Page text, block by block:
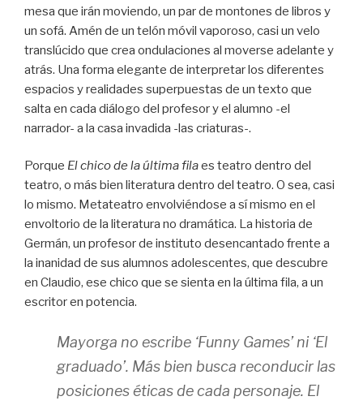
mesa que irán moviendo, un par de montones de libros y
un sofá. Amén de un telón móvil vaporoso, casi un velo
translúcido que crea ondulaciones al moverse adelante y
atrás. Una forma elegante de interpretar los diferentes
espacios y realidades superpuestas de un texto que
salta en cada diálogo del profesor y el alumno -el
narrador- a la casa invadida -las criaturas-.
Porque El chico de la última filaes teatro dentro del
teatro, o más bien literatura dentro del teatro. O sea, casi
lo mismo. Metateatro envolviéndose a sí mismo en el
envoltorio de la literatura no dramática. La historia de
Germán, un profesor de instituto desencantado frente a
la inanidad de sus alumnos adolescentes, que descubre
en Claudio, ese chico que se sienta en la última fila, a un
escritor en potencia.
Mayorga no escribe ‘Funny Games’ni ‘El
graduado’. Más bien busca reconducir las
posiciones éticas de cada personaje. El